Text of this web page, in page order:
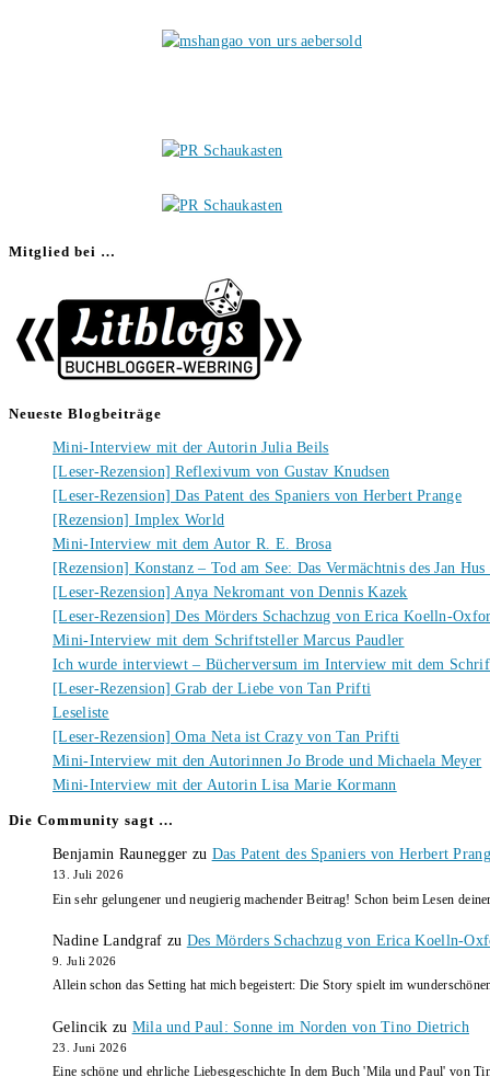
Mitglied bei …
Neueste Blogbeiträge
Mini-Interview mit der Autorin Julia Beils
[Leser-Rezension] Reflexivum von Gustav Knudsen
[Leser-Rezension] Das Patent des Spaniers von Herbert Prange
[Rezension] Implex World
Mini-Interview mit dem Autor R. E. Brosa
[Rezension] Konstanz – Tod am See: Das Vermächtnis des Jan
[Leser-Rezension] Anya Nekromant von Dennis Kazek
[Leser-Rezension] Des Mörders Schachzug von Erica Koelln-
Mini-Interview mit dem Schriftsteller Marcus Paudler
Ich wurde interviewt – Bücherversum im Interview mit dem
[Leser-Rezension] Grab der Liebe von Tan Prifti
Leseliste
[Leser-Rezension] Oma Neta ist Crazy von Tan Prifti
Mini-Interview mit den Autorinnen Jo Brode und Michaela Meyer
Mini-Interview mit der Autorin Lisa Marie Kormann
Die Community sagt …
Benjamin Raunegger zu Das Patent des Spaniers von Herbert
13. Juli 2026
Ein sehr gelungener und neugierig machender Beitrag! Schon beim Lesen
Nadine Landgraf zu Des Mörders Schachzug von Erica Koelln-
9. Juli 2026
Allein schon das Setting hat mich begeistert: Die Story spielt im
Gelincik zu Mila und Paul: Sonne im Norden von Tino Dietrich
23. Juni 2026
Eine schöne und ehrliche Liebesgeschichte In dem Buch 'Mila und Paul' von